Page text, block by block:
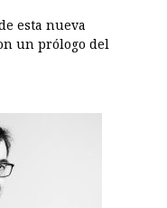
esta nueva
un prólogo del